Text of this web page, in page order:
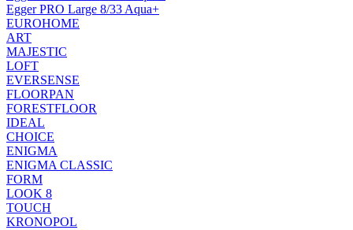
Egger PRO Large 8/33 Aqua+
EUROHOME
ART
MAJESTIC
LOFT
EVERSENSE
FLOORPAN
FORESTFLOOR
IDEAL
CHOICE
ENIGMA
ENIGMA CLASSIC
FORM
LOOK 8
TOUCH
KRONOPOL